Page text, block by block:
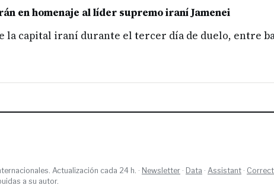
en homenaje al líder supremo iraní Jamenei
la capital iraní durante el tercer día de duelo, entre
Actualización cada 24 h. · Newsletter · Data · Assistant ·
a su autor.